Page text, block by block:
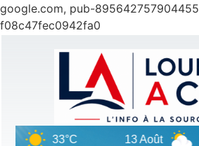
google.com, pub-
f08c47fec0942fa0
33°C 13 Août